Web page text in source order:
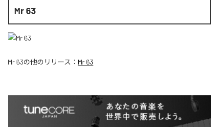
Mr 63
Mr 63の他のリリース： Mr 63